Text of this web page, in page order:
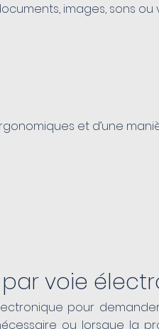
images, sons
et d’une
voie
pour
ou lorsque la